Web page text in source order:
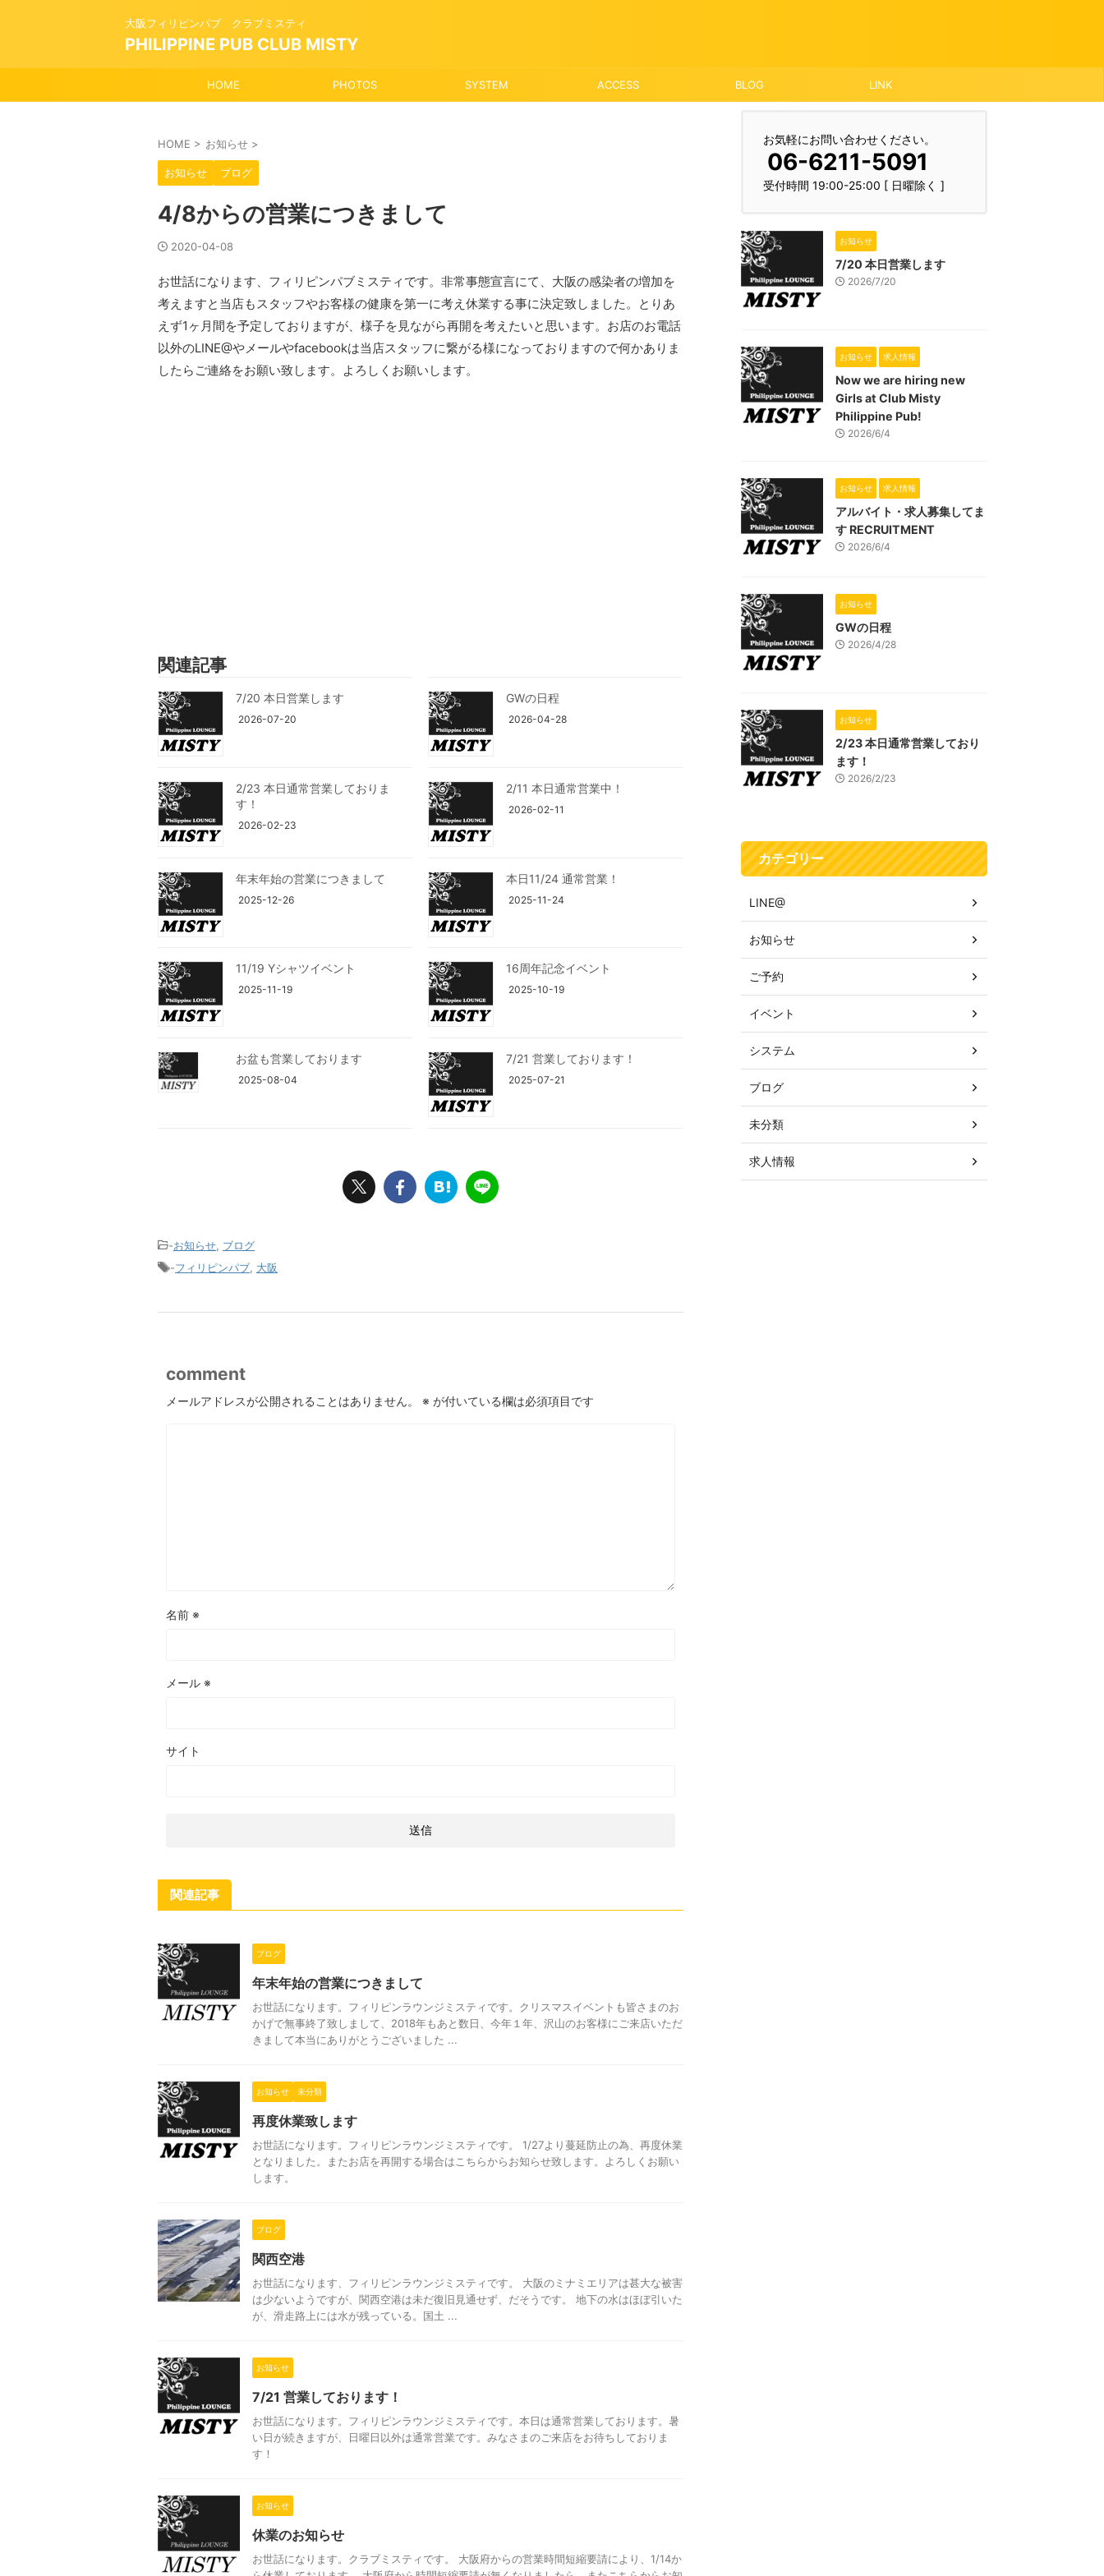
大阪フィリピンパブ クラブミスティ
PHILIPPINE PUB CLUB MISTY
HOME PHOTOS SYSTEM ACCESS BLOG LINK
HOME > お知らせ >
お知らせ ブログ
4/8からの営業につきまして
2020-04-08
お世話になります、フィリピンパブミスティです。非常事態宣言にて、大阪の感染者の増加を
考えますと当店もスタッフやお客様の健康を第一に考え休業する事に決定致しました。とりあ
えず1ヶ月間を予定しておりますが、様子を見ながら再開を考えたいと思います。お店のお電話
以外のLINE@やメールやfacebookは当店スタッフに繋がる様になっておりますので何かありま
したらご連絡をお願い致します。よろしくお願いします。
関連記事
7/20 本日営業します
2026-07-20
GWの日程
2026-04-28
2/23 本日通常営業しておりま
す！
2026-02-23
2/11 本日通常営業中！
2026-02-11
年末年始の営業につきまして
2025-12-26
本日11/24 通常営業！
2025-11-24
11/19 Yシャツイベント
2025-11-19
16周年記念イベント
2025-10-19
お盆も営業しております
2025-08-04
7/21 営業しております！
2025-07-21
-お知らせ, ブログ
-フィリピンパブ, 大阪
comment
メールアドレスが公開されることはありません。 ※ が付いている欄は必須項目です
名前 ※
メール ※
サイト
関連記事
ブログ
年末年始の営業につきまして
お世話になります。フィリピンラウンジミスティです。クリスマスイベントも皆さまのお
かげで無事終了致しまして、2018年もあと数日、今年１年、沢山のお客様にご来店いただ
きまして本当にありがとうございました ...
お知らせ 未分類
再度休業致します
お世話になります。フィリピンラウンジミスティです。 1/27より蔓延防止の為、再度休業
となりました。またお店を再開する場合はこちらからお知らせ致します。よろしくお願い
します。
ブログ
関西空港
お世話になります、フィリピンラウンジミスティです。 大阪のミナミエリアは甚大な被害
は少ないようですが、関西空港は未だ復旧見通せず、だそうです。 地下の水はほぼ引いた
が、滑走路上には水が残っている。国土 ...
お知らせ
7/21 営業しております！
お世話になります。フィリピンラウンジミスティです。本日は通常営業しております。暑
い日が続きますが、日曜日以外は通常営業です。みなさまのご来店をお待ちしておりま
す！
お知らせ
休業のお知らせ
お世話になります。クラブミスティです。 大阪府からの営業時間短縮要請により、1/14か
お気軽にお問い合わせください。
06-6211-5091
受付時間 19:00-25:00 [ 日曜除く ]
お知らせ
7/20 本日営業します
2026/7/20
お知らせ 求人情報
Now we are hiring new
Girls at Club Misty
Philippine Pub!
2026/6/4
お知らせ 求人情報
アルバイト・求人募集してま
す RECRUITMENT
2026/6/4
お知らせ
GWの日程
2026/4/28
お知らせ
2/23 本日通常営業しており
ます！
2026/2/23
カテゴリー
LINE@
お知らせ
ご予約
イベント
システム
ブログ
未分類
求人情報